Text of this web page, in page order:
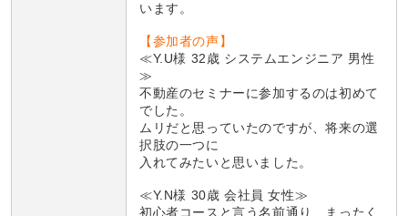
います。
【参加者の声】
≪Y.U様 32歳 システムエンジニア 男性
≫
不動産のセミナーに参加するのは初めて
でした。
ムリだと思っていたのですが、将来の選
択肢の一つに
入れてみたいと思いました。
≪Y.N様 30歳 会社員 女性≫
初心者コースと言う名前通り、まったく